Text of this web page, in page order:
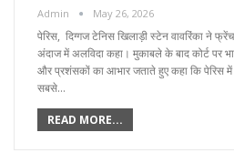
Admin May 26, 2026
पेरिस, दिग्गज टेनिस खिलाड़ी स्टेन वावरिंका ने
अंदाज में अलविदा कहा। मुकाबले के बाद कोर्ट पर
और प्रशंसकों का आभार जताते हुए कहा कि पेरिस
सबसे…
READ MORE...